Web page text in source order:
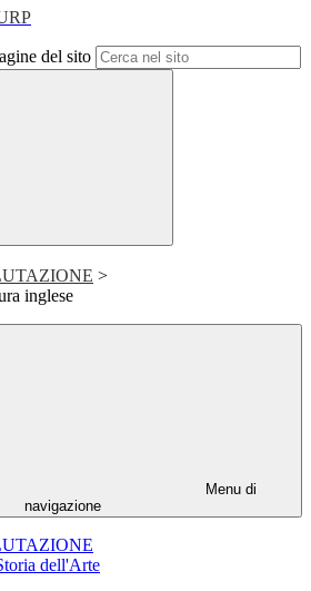
del sito
>
inglese
Menu di
navigazione
dell'Arte